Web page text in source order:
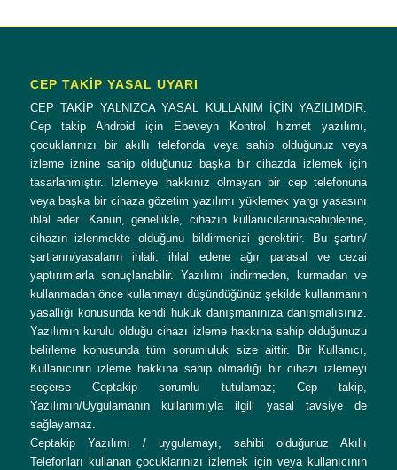
CEP TAKİP YASAL UYARI
CEP TAKİP YALNIZCA YASAL KULLANIM İÇİN YAZILIMDIR.
Cep takip Android için Ebeveyn Kontrol hizmet yazılımı,
çocuklarınızı bir akıllı telefonda veya sahip olduğunuz veya
izleme iznine sahip olduğunuz başka bir cihazda izlemek için
tasarlanmıştır. İzlemeye hakkınız olmayan bir cep telefonuna
veya başka bir cihaza gözetim yazılımı yüklemek yargı yasasını
ihlal eder. Kanun, genellikle, cihazın kullanıcılarına/sahiplerine,
cihazın izlenmekte olduğunu bildirmenizi gerektirir. Bu şartın/
şartların/yasaların ihlali, ihlal edene ağır parasal ve cezai
yaptırımlarla sonuçlanabilir. Yazılımı indirmeden, kurmadan ve
kullanmadan önce kullanmayı düşündüğünüz şekilde kullanmanın
yasallığı konusunda kendi hukuk danışmanınıza danışmalısınız.
Yazılımın kurulu olduğu cihazı izleme hakkına sahip olduğunuzu
belirleme konusunda tüm sorumluluk size aittir. Bir Kullanıcı,
Kullanıcının izleme hakkına sahip olmadığı bir cihazı izlemeyi
seçerse Ceptakip sorumlu tutulamaz; Cep takip,
Yazılımın/Uygulamanın kullanımıyla ilgili yasal tavsiye de
sağlayamaz.
Ceptakip Yazılımı / uygulamayı, sahibi olduğunuz Akıllı
Telefonları kullanan çocuklarınızı izlemek için veya kullanıcının